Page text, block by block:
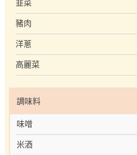
韭菜
豬肉
洋蔥
高麗菜
調味料
味噌
米酒